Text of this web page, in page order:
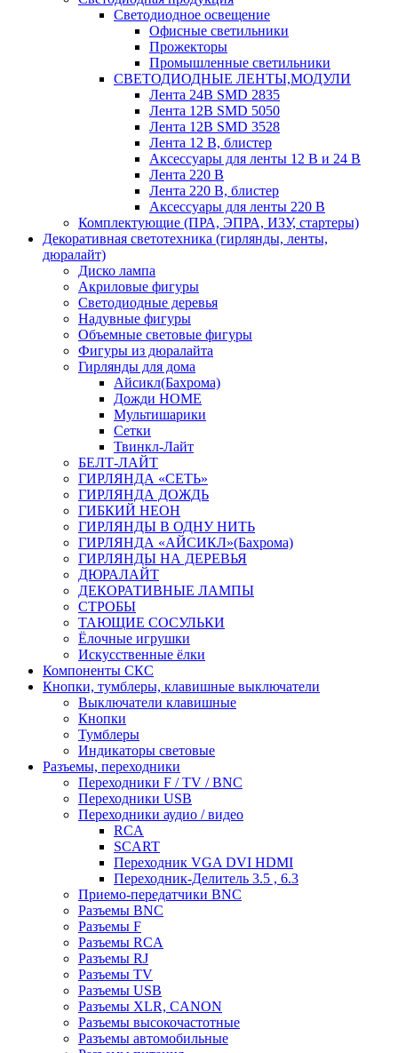
Светодиодное освещение
Офисные светильники
Прожекторы
Промышленные светильники
СВЕТОДИОДНЫЕ ЛЕНТЫ,МОДУЛИ
Лента 24В SMD 2835
Лента 12В SMD 5050
Лента 12В SMD 3528
Лента 12 В, блистер
Аксессуары для ленты 12 В и 24 В
Лента 220 В
Лента 220 В, блистер
Аксессуары для ленты 220 В
Комплектующие (ПРА, ЭПРА, ИЗУ, стартеры)
Декоративная светотехника (гирлянды, ленты,
дюралайт)
Диско лампа
Акриловые фигуры
Светодиодные деревья
Надувные фигуры
Объемные световые фигуры
Фигуры из дюралайта
Гирлянды для дома
Айсикл(Бахрома)
Дожди HOME
Мультишарики
Сетки
Твинкл-Лайт
БЕЛТ-ЛАЙТ
ГИРЛЯНДА «СЕТЬ»
ГИРЛЯНДА ДОЖДЬ
ГИБКИЙ НЕОН
ГИРЛЯНДЫ В ОДНУ НИТЬ
ГИРЛЯНДА «АЙСИКЛ»(Бахрома)
ГИРЛЯНДЫ НА ДЕРЕВЬЯ
ДЮРАЛАЙТ
ДЕКОРАТИВНЫЕ ЛАМПЫ
СТРОБЫ
ТАЮЩИЕ СОСУЛЬКИ
Ёлочные игрушки
Искусственные ёлки
Компоненты СКС
Кнопки, тумблеры, клавишные выключатели
Выключатели клавишные
Кнопки
Тумблеры
Индикаторы световые
Разъемы, переходники
Переходники F / TV / BNC
Переходники USB
Переходники аудио / видео
RCA
SCART
Переходник VGA DVI HDMI
Переходник-Делитель 3.5 , 6.3
Приемо-передатчики BNC
Разъемы BNC
Разъемы F
Разъемы RCA
Разъемы RJ
Разъемы TV
Разъемы USB
Разъемы XLR, CANON
Разъемы высокочастотные
Разъемы автомобильные